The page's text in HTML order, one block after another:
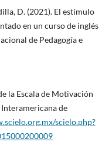
D. (2021). El estímulo
en un curso de inglés
de Pedagogía e
la Escala de Motivación
Interamericana de
scielo.php?